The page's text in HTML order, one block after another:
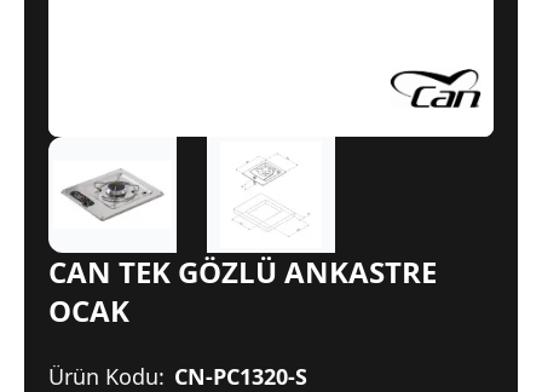
CAN TEK GÖZLÜ ANKASTRE
OCAK
Ürün Kodu: CN-PC1320-S